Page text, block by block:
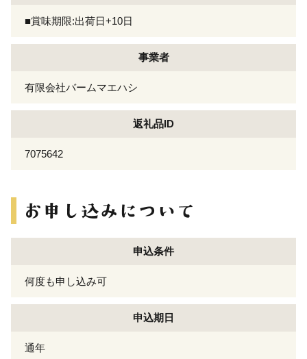
■賞味期限:出荷日+10日
事業者
有限会社バームマエハシ
返礼品ID
7075642
申込条件
何度も申し込み可
申込期日
通年